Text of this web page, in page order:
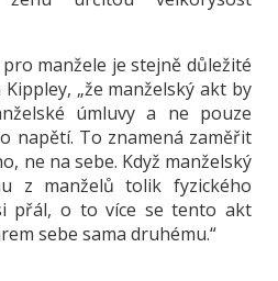
manžele je stejně důležité
„že manželský akt by
úmluvy a ne pouze
napětí. To znamená zaměřit
ne na sebe. Když manželský
z manželů tolik fyzického
přál, o to více se tento akt
sebe sama druhému.“